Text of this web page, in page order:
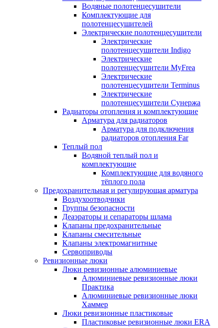
Водяные полотенцесушители
Комплектующие для
полотенцесушителей
Электрические полотенцесушители
Электрические
полотенцесушители Indigo
Электрические
полотенцесушители MyFrea
Электрические
полотенцесушители Terminus
Электрические
полотенцесушители Сунержа
Радиаторы отопления и комплектующие
Арматура для радиаторов
Арматура для подключения
радиаторов отопления Far
Теплый пол
Водяной теплый пол и
комплектующие
Комплектующие для водяного
тёплого пола
Предохранительная и регулирующая арматура
Воздухоотводчики
Группы безопасности
Деаэраторы и сепараторы шлама
Клапаны предохранительные
Клапаны смесительные
Клапаны электромагнитные
Сервоприводы
Ревизионные люки
Люки ревизионные алюминиевые
Алюминиевые ревизионные люки
Практика
Алюминиевые ревизионные люки
Хаммер
Люки ревизионные пластиковые
Пластиковые ревизионные люки ERA